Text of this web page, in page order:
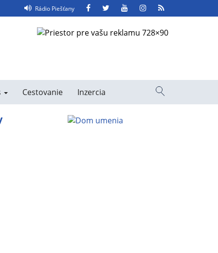
Rádio Piešťany FacebookTwitter YouTube Instagram
Feed
Cestovanie Inzercia
Vyhľadávanie